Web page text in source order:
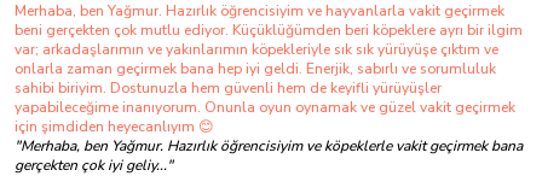
Merhaba, ben Yağmur. Hazırlık öğrencisiyim ve hayvanlarla vakit geçirmek
beni gerçekten çok mutlu ediyor. Küçüklüğümden beri köpeklere ayrı bir ilgim
var; arkadaşlarımın ve yakınlarımın köpekleriyle sık sık yürüyüşe çıktım ve
onlarla zaman geçirmek bana hep iyi geldi. Enerjik, sabırlı ve sorumluluk
sahibi biriyim. Dostunuzla hem güvenli hem de keyifli yürüyüşler
yapabileceğime inanıyorum. Onunla oyun oynamak ve güzel vakit geçirmek
için şimdiden heyecanlıyım 😊
"Merhaba, ben Yağmur. Hazırlık öğrencisiyim ve köpeklerle vakit geçirmek bana
gerçekten çok iyi geliy..."